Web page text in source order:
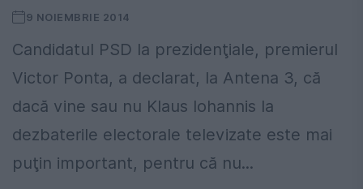
9 NOIEMBRIE 2014
Candidatul PSD la prezidenţiale, premierul
Victor Ponta, a declarat, la Antena 3, că
dacă vine sau nu Klaus Iohannis la
dezbaterile electorale televizate este mai
puţin important, pentru că nu...